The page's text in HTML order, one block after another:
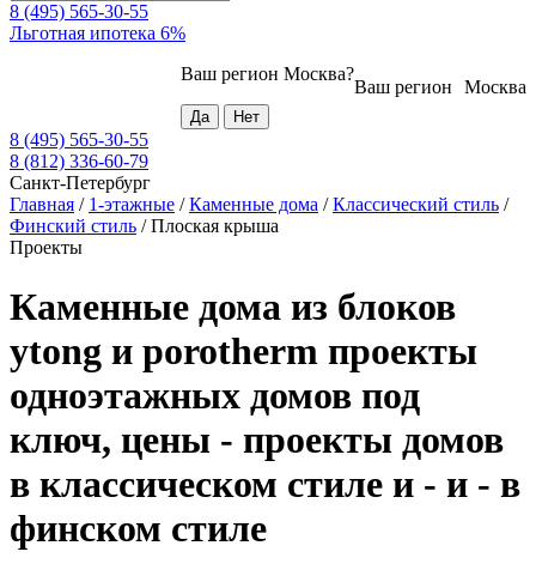
8 (495) 565-30-55
Льготная ипотека 6%
Москва
Ваш регион
Ваш регион Москва?
8 (495) 565-30-55
8 (812) 336-60-79
Санкт-Петербург
Главная / 1-этажные /Каменные дома /Классический стиль /
Финский стиль /Плоская крыша
Проекты
Каменные дома из блоков
ytong и porotherm проекты
одноэтажных домов под
ключ, цены - проекты домов
в классическом стиле и - и - в
финском стиле